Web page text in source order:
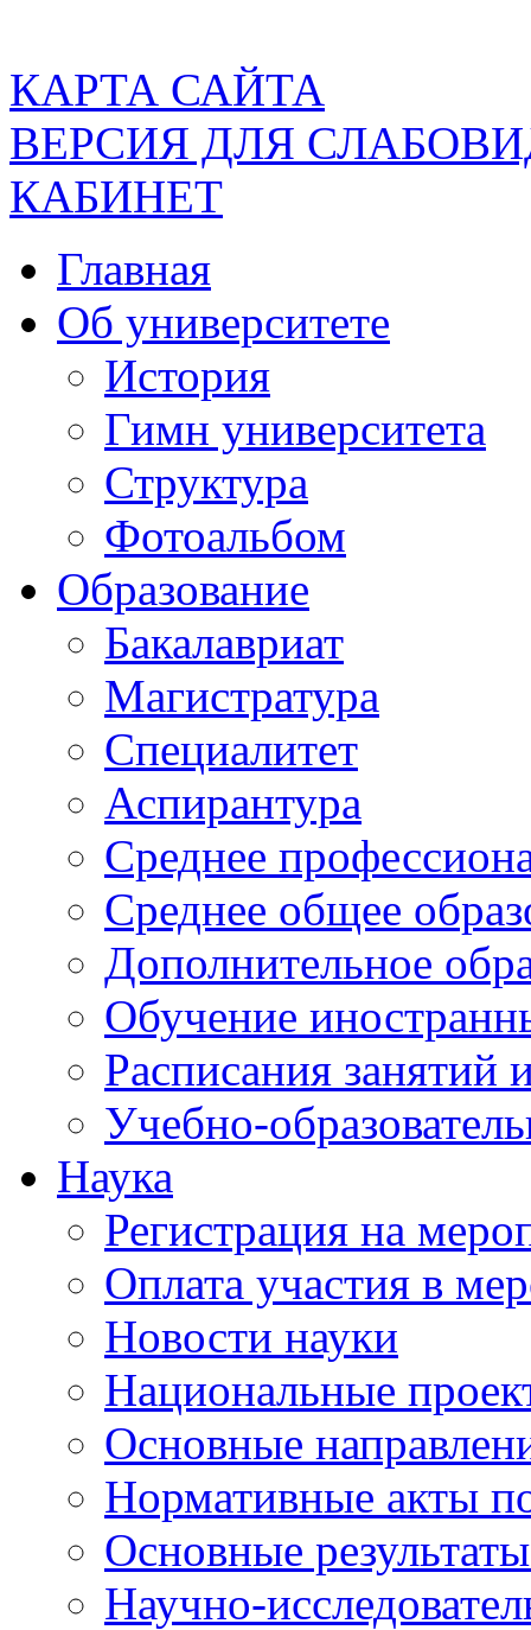
КАРТА САЙТА
ВЕРСИЯ ДЛЯ
КАБИНЕТ
Главная
Об университете
История
Гимн университета
Структура
Фотоальбом
Образование
Бакалавриат
Магистратура
Специалитет
Аспирантура
Среднее
Среднее общее
Дополнительное
Обучение
Расписания занятий
Учебно-
Наука
Регистрация на
Оплата участия в
Новости науки
Национальные
Основные
Нормативные акты
Основные
Научно-